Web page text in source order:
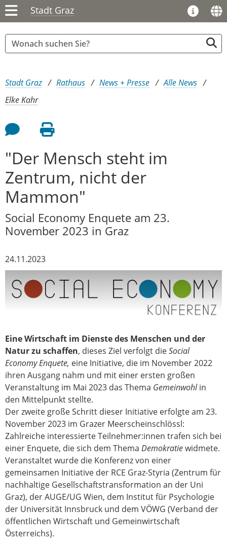
Stadt Graz
Sie sind hier:
Stadt Graz Rathaus News + Presse
Alle News
Elke Kahr
Feedback an Autor
Seite drucken
"Der Mensch steht im
Zentrum, nicht der
Mammon"
Social Economy Enquete am 23.
November 2023 in Graz
24.11.2023
Eine Wirtschaft im Dienste des Menschen und der
Natur zu schaffen, dieses Ziel verfolgt dieSocial
Economy Enquete, eine Initiative, die im November 2022
ihren Ausgang nahm und mit einer ersten großen
Veranstaltung im Mai 2023 das Thema Gemeinwohlin
den Mittelpunkt stellte.
Der zweite große Schritt dieser Initiative erfolgte am 23.
November 2023 im Grazer Meerscheinschlössl:
Zahlreiche interessierte Teilnehmer:innen trafen sich bei
einer Enquete, die sich dem Thema Demokratiewidmete.
Veranstaltet wurde die Konferenz von einer
gemeinsamen Initiative der RCE Graz-Styria (Zentrum für
nachhaltige Gesellschaftstransformation an der Uni
Graz), der AUGE/UG Wien, dem Institut für Psychologie
der Universität Innsbruck und dem VÖWG (Verband der
öffentlichen Wirtschaft und Gemeinwirtschaft
Österreichs).